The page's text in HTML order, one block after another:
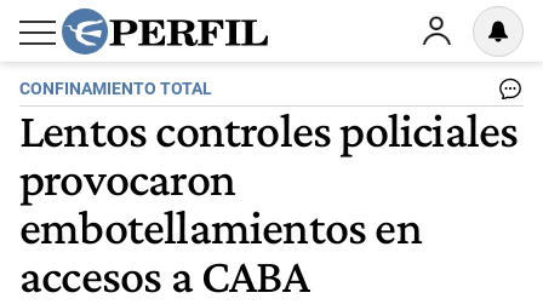
CONFINAMIENTO TOTAL
Lentos controles policiales
provocaron
embotellamientos en
accesos a CABA